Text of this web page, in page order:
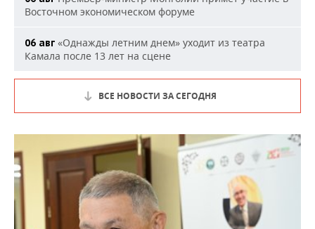
Восточном экономическом форуме
06 авг «Однажды летним днем» уходит из театра
Камала после 13 лет на сцене
ВСЕ НОВОСТИ ЗА СЕГОДНЯ